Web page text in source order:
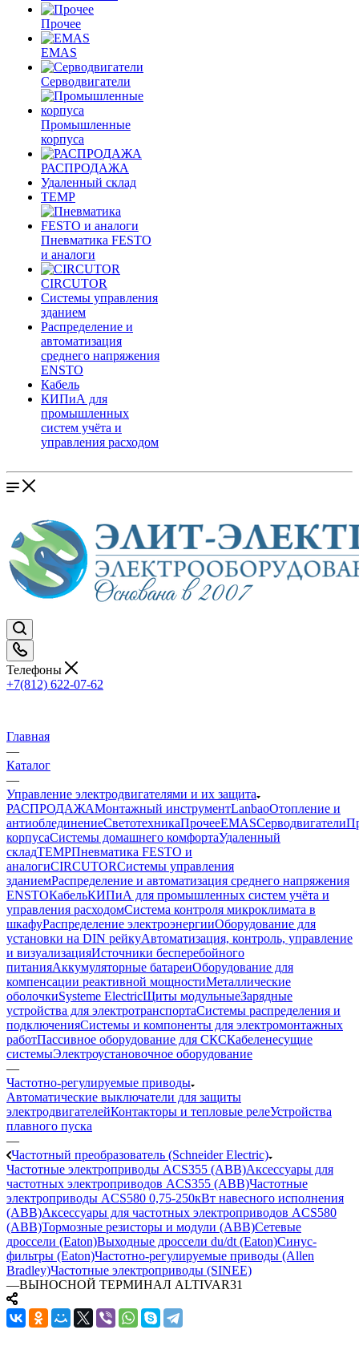
Прочее
EMAS
Cерводвигатели
Промышленные
корпуса
РАСПРОДАЖА
Удаленный склад
TEMP
Пневматика FESTO
и аналоги
CIRCUTOR
Системы управления
зданием
Распределение и
автоматизация
среднего напряжения
ENSTO
Кабель
КИПиА для
промышленных
систем учёта и
управления расходом
Телефоны
+7(812) 622-07-62
Главная
—
Каталог
—
Управление электродвигателями и их защита
РАСПРОДАЖАМонтажный инструментLanbaoОтопление и
антиоблединениеСветотехникаПрочееEMASCерводвигатели
корпусаСистемы домашнего комфортаУдаленный
складTEMPПневматика FESTO и
аналогиCIRCUTORСистемы управления
зданиемРаспределение и автоматизация среднего напряжения
ENSTOКабельКИПиА для промышленных систем учёта и
управления расходомСистема контроля микроклимата в
шкафуРаспределение электроэнергииОборудование для
установки на DIN рейкуАвтоматизация, контроль, управление
и визуализацияИсточники бесперебойного
питанияАккумуляторные батареиОборудование для
компенсации реактивной мощностиМеталлические
оболочкиSysteme ElectricЩиты модульныеЗарядные
устройства для электротранспортаСистемы распределения и
подключенияСистемы и компоненты для электромонтажных
работПассивное оборудование для СКСКабеленесущие
системыЭлектроустановочное оборудование
—
Частотно-регулируемые приводы
Автоматические выключатели для защиты
электродвигателейКонтакторы и тепловые релеУстройства
плавного пуска
—
Частотный преобразователь (Schneider Electric)
Частотные электроприводы ACS355 (ABB)Аксессуары для
частотных электроприводов ACS355 (ABB)Частотные
электроприводы ACS580 0,75-250кВт навесного исполнения
(ABB)Аксессуары для частотных электроприводов ACS580
(ABB)Тормозные резисторы и модули (ABB)Сетевые
дроссели (Eaton)Выходные дроссели du/dt (Eaton)Синус-
фильтры (Eaton)Частотно-регулируемые приводы (Allen
Bradley)Частотные электроприводы (SINEE)
—ВЫНОСНОЙ ТЕРМИНАЛ ALTIVAR31